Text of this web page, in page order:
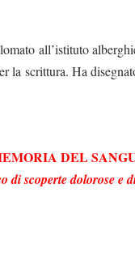
all’istituto
la scrittura. Ha
DEL
di scoperte dolorose e